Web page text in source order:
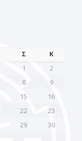
Σ
Κ
1
2
8
9
15
16
22
23
29
30